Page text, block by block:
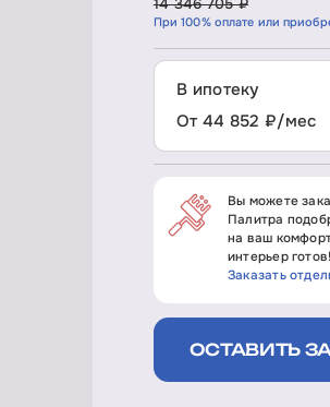
При 100% оплате или
В ипотеку
От 44 852 ₽/мес
Вы можете
Палитра
на ваш
интерьер готов!
Заказать
ОСТАВИТЬ